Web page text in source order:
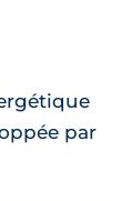
par